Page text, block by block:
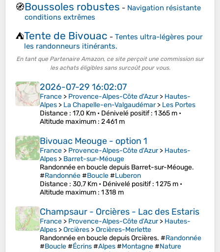
🧭Boussoles robustes - Navigation résistante
conditions extrêmes
⛺Tente de Bivouac - Tentes ultra-légères pour
les randonneurs itinérants.
En tant que Partenaire Amazon, ce site perçoit une commission sur
les achats éligibles sans surcoût pour vous.
2026-07-29 16:02:07
France > Provence-Alpes-Côte d'Azur> Hautes-
Alpes > La Chapelle-en-Valgaudémar> Les Portes
Distance : 17,0 Km • Dénivelé positif: 1 365 m •
Altitude maximum : 2 461 m
Bivouac Meouge - option 1
France > Provence-Alpes-Côte d'Azur> Hautes-
Alpes > Barret-sur-Méouge
Randonnée en boucle depuis Barret-sur-Méouge.
#Randonnée#Boucle#Luberon
Distance : 30,7 Km • Dénivelé positif: 1 275 m •
Altitude maximum : 1 318 m
Champsaur - Orcières - Lac des Estaris
France > Provence-Alpes-Côte d'Azur> Hautes-
Alpes >Orcières >Orcières-Merlette
Randonnée en boucle depuis Orcières. #Randonnée
#Boucle#Écrins#Alpes#Montagne#Nature